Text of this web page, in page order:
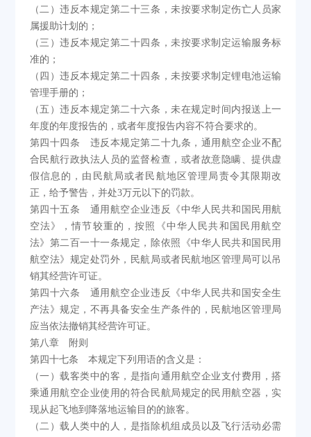
（二）违反本规定第二十三条，未按要求制定伤亡人员家
属援助计划的；
（三）违反本规定第二十四条，未按要求制定运输服务标
准的；
（四）违反本规定第二十四条，未按要求制定锂电池运输
管理手册的；
（五）违反本规定第二十六条，未在规定时间内报送上一
年度的年度报告的，或者年度报告内容不符合要求的。
第四十四条 违反本规定第二十九条，通用航空企业不配
合民航行政执法人员的监督检查，或者故意隐瞒、提供虚
假信息的，由民航局或者民航地区管理局责令其限期改
正，给予警告，并处3万元以下的罚款。
第四十五条 通用航空企业违反《中华人民共和国民用航
空法》，情节较重的，按照《中华人民共和国民用航空
法》第二百一十一条规定，除依照《中华人民共和国民用
航空法》规定处罚外，民航局或者民航地区管理局可以吊
销其经营许可证。
第四十六条 通用航空企业违反《中华人民共和国安全生
产法》规定，不再具备安全生产条件的，民航地区管理局
应当依法撤销其经营许可证。
第八章 附则
第四十七条 本规定下列用语的含义是：
（一）载客类中的客，是指向通用航空企业支付费用，搭
乘通用航空企业使用的符合民航局规定的民用航空器，实
现从起飞地到降落地运输目的的旅客。
（二）载人类中的人，是指除机组成员以及飞行活动必需